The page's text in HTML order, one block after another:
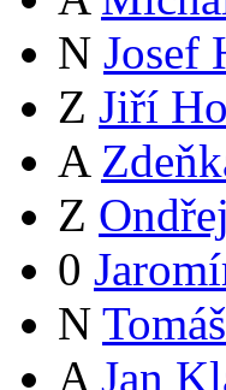
N Josef
Z Jiří
A
Z
0
N
A Jan